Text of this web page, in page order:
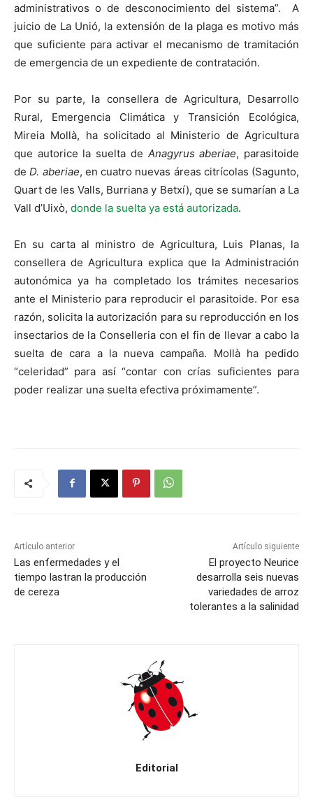
administrativos o de desconocimiento del sistema”. A
juicio de La Unió, la extensión de la plaga es motivo más
que suficiente para activar el mecanismo de tramitación
de emergencia de un expediente de contratación.
Por su parte, la consellera de Agricultura, Desarrollo
Rural, Emergencia Climática y Transición Ecológica,
Mireia Mollà, ha solicitado al Ministerio de Agricultura
que autorice la suelta de Anagyrus aberiae, parasitoide
deD. aberiae, en cuatro nuevas áreas citrícolas (Sagunto,
Quart de les Valls, Burriana y Betxí), que se sumarían a La
Vall d’Uixò, donde la suelta ya está autorizada.
En su carta al ministro de Agricultura, Luis Planas, la
consellera de Agricultura explica que la Administración
autonómica ya ha completado los trámites necesarios
ante el Ministerio para reproducir el parasitoide. Por esa
razón, solicita la autorización para su reproducción en los
insectarios de la Conselleria con el fin de llevar a cabo la
suelta de cara a la nueva campaña. Mollà ha pedido
“celeridad” para así “contar con crías suficientes para
poder realizar una suelta efectiva próximamente”.
Artículo anterior
Las enfermedades y el
tiempo lastran la producción
de cereza
Artículo siguiente
El proyecto Neurice
desarrolla seis nuevas
variedades de arroz
tolerantes a la salinidad
Editorial